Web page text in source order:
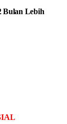
Bulan Lebih